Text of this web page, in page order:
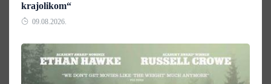
krajolikom“
09.08.2026.